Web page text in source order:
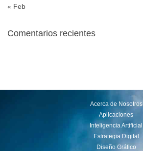
« Feb
Comentarios recientes
Acerca de Nosotros
Aplicaciones
Inteligencia Artificial
Estrategia Digital
Diseño Gráfico